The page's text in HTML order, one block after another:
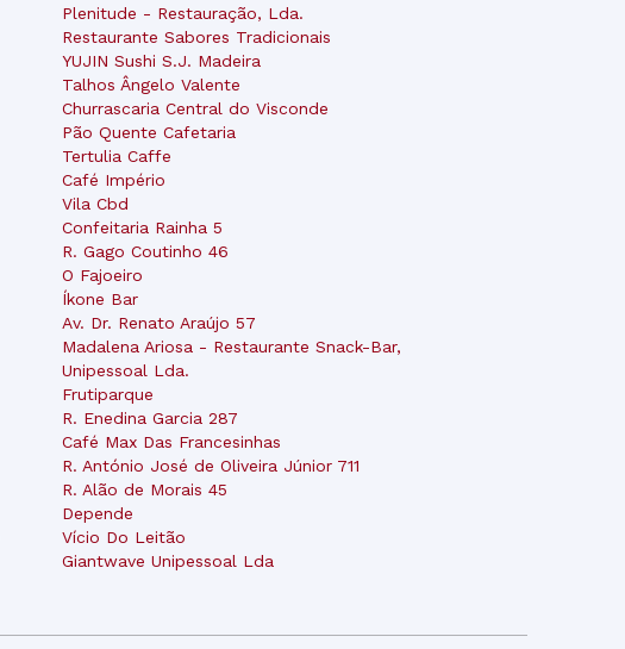
Plenitude - Restauração, Lda.
Restaurante Sabores Tradicionais
YUJIN Sushi S.J. Madeira
Talhos Ângelo Valente
Churrascaria Central do Visconde
Pão Quente Cafetaria
Tertulia Caffe
Café Império
Vila Cbd
Confeitaria Rainha 5
R. Gago Coutinho 46
O Fajoeiro
Íkone Bar
Av. Dr. Renato Araújo 57
Madalena Ariosa - Restaurante Snack-Bar,
Unipessoal Lda.
Frutiparque
R. Enedina Garcia 287
Café Max Das Francesinhas
R. António José de Oliveira Júnior 711
R. Alão de Morais 45
Depende
Vício Do Leitão
Giantwave Unipessoal Lda